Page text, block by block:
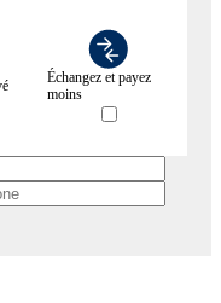
Échangez et payez
moins